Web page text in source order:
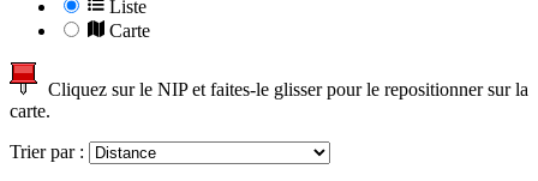
Liste
Carte
Cliquez sur le NIP et faites-le glisser pour le repositionner sur la
carte.
Trier par :